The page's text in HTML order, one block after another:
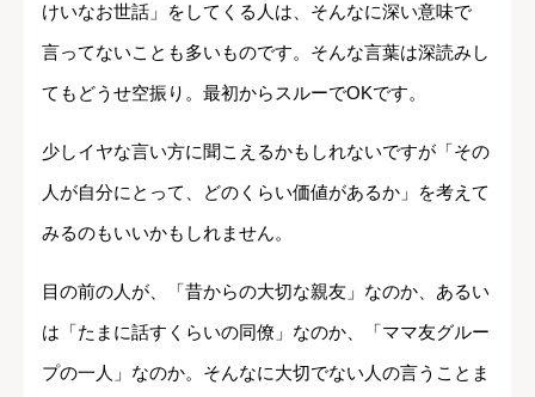
けいなお世話」をしてくる人は、そんなに深い意味で
言ってないことも多いものです。そんな言葉は深読みし
てもどうせ空振り。最初からスルーでOKです。
少しイヤな言い方に聞こえるかもしれないですが「その
人が自分にとって、どのくらい価値があるか」を考えて
みるのもいいかもしれません。
目の前の人が、「昔からの大切な親友」なのか、あるい
は「たまに話すくらいの同僚」なのか、「ママ友グルー
プの一人」なのか。そんなに大切でない人の言うことま